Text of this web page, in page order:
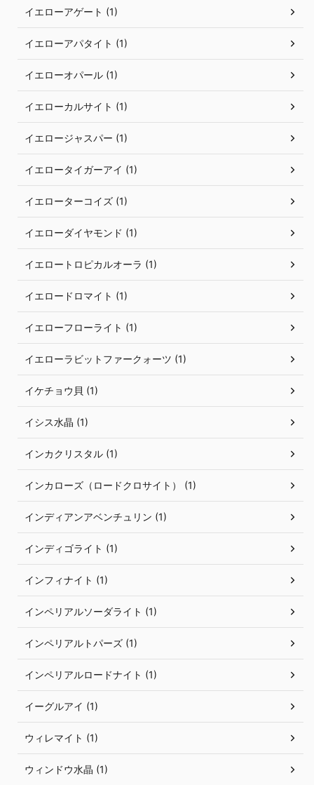
イエローアゲート (1)
イエローアパタイト (1)
イエローオパール (1)
イエローカルサイト (1)
イエロージャスパー (1)
イエロータイガーアイ (1)
イエローターコイズ (1)
イエローダイヤモンド (1)
イエロートロピカルオーラ (1)
イエロードロマイト (1)
イエローフローライト (1)
イエローラビットファークォーツ (1)
イケチョウ貝 (1)
イシス水晶 (1)
インカクリスタル (1)
インカローズ（ロードクロサイト） (1)
インディアンアベンチュリン (1)
インディゴライト (1)
インフィナイト (1)
インペリアルソーダライト (1)
インペリアルトパーズ (1)
インペリアルロードナイト (1)
イーグルアイ (1)
ウィレマイト (1)
ウィンドウ水晶 (1)